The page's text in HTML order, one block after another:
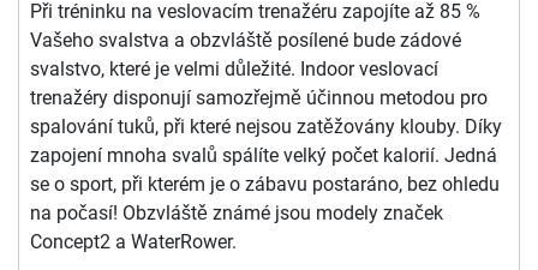
Při tréninku na veslovacím trenažéru zapojíte až 85 %
Vašeho svalstva a obzvláště posílené bude zádové
svalstvo, které je velmi důležité. Indoor veslovací
trenažéry disponují samozřejmě účinnou metodou pro
spalování tuků, při které nejsou zatěžovány klouby. Díky
zapojení mnoha svalů spálíte velký počet kalorií. Jedná
se o sport, při kterém je o zábavu postaráno, bez ohledu
na počasí! Obzvláště známé jsou modely značek
Concept2 a WaterRower.